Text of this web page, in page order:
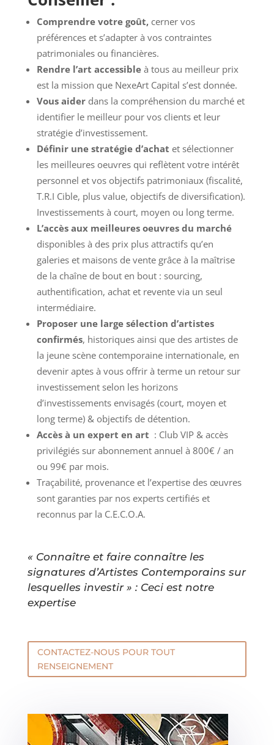
Comprendre votre goût,cerner vos
préférences et s’adapter à vos contraintes
patrimoniales ou financières.
Rendre l’art accessibleà tous au meilleur prix
est la mission que NexeArt Capital s’est donnée.
Vous aider dans la compréhension du marché et
identifier le meilleur pour vos clients et leur
stratégie d’investissement.
Définir une stratégie d’achat et sélectionner
les meilleures oeuvres qui reflètent votre intérêt
personnel et vos objectifs patrimoniaux (fiscalité,
T.R.I Cible, plus value, objectifs de diversification).
Investissements à court, moyen ou long terme.
L’accès aux meilleures oeuvres du marché
disponibles à des prix plus attractifs qu’en
galeries et maisons de vente grâce à la maîtrise
de la chaîne de bout en bout : sourcing,
authentification, achat et revente via un seul
intermédiaire.
Proposer une large sélection d’artistes
confirmés, historiques ainsi que des artistes de
la jeune scène contemporaine internationale, en
devenir aptes à vous offrir à terme un retour sur
investissement selon les horizons
d’investissements envisagés (court, moyen et
long terme) & objectifs de détention.
Accès à un expert en art : Club VIP & accès
privilégiés sur abonnement annuel à 800€ / an
ou 99€ par mois.
Traçabilité, provenance et l’expertise des œuvres
sont garanties par nos experts certifiés et
reconnus par la C.E.C.O.A.
« Connaître et faire connaître les
signatures d’Artistes Contemporains sur
lesquelles investir » : Ceci est notre
expertise
CONTACTEZ-NOUS POUR TOUT
RENSEIGNEMENT